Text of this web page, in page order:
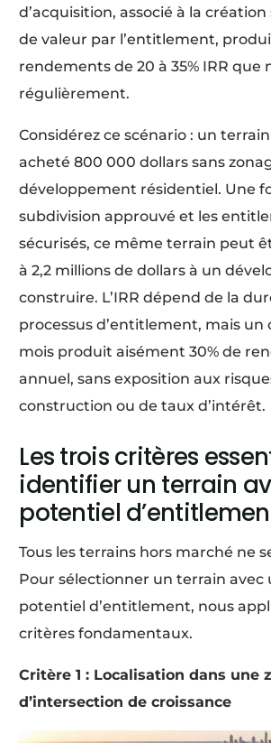
d’acquisition, associé à la
de valeur par l’entitlement,
rendements de 20 à 35% IRR que
régulièrement.
Considérez ce scénario : un
acheté 800 000 dollars sans
développement résidentiel. Une
subdivision approuvé et les
sécurisés, ce même terrain peut
à 2,2 millions de dollars à un
construire. L’IRR dépend de la
processus d’entitlement, mais un
mois produit aisément 30% de
annuel, sans exposition aux
construction ou de taux d’intérêt.
Les trois critères
identifier un terrain
potentiel
Tous les terrains hors marché ne
Pour sélectionner un terrain avec
potentiel d’entitlement, nous
critères fondamentaux.
Critère 1 : Localisation dans une
d’intersection de croissance